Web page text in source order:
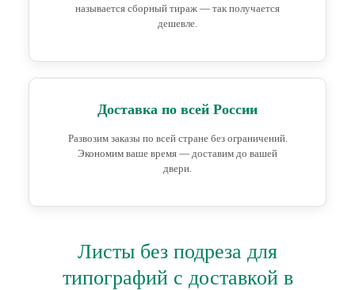
называется сборный тираж — так получается
дешевле.
Доставка по всей России
Развозим заказы по всей стране без ограничений.
Экономим ваше время — доставим до вашей
двери.
Листы без подреза для
типографий с доставкой в